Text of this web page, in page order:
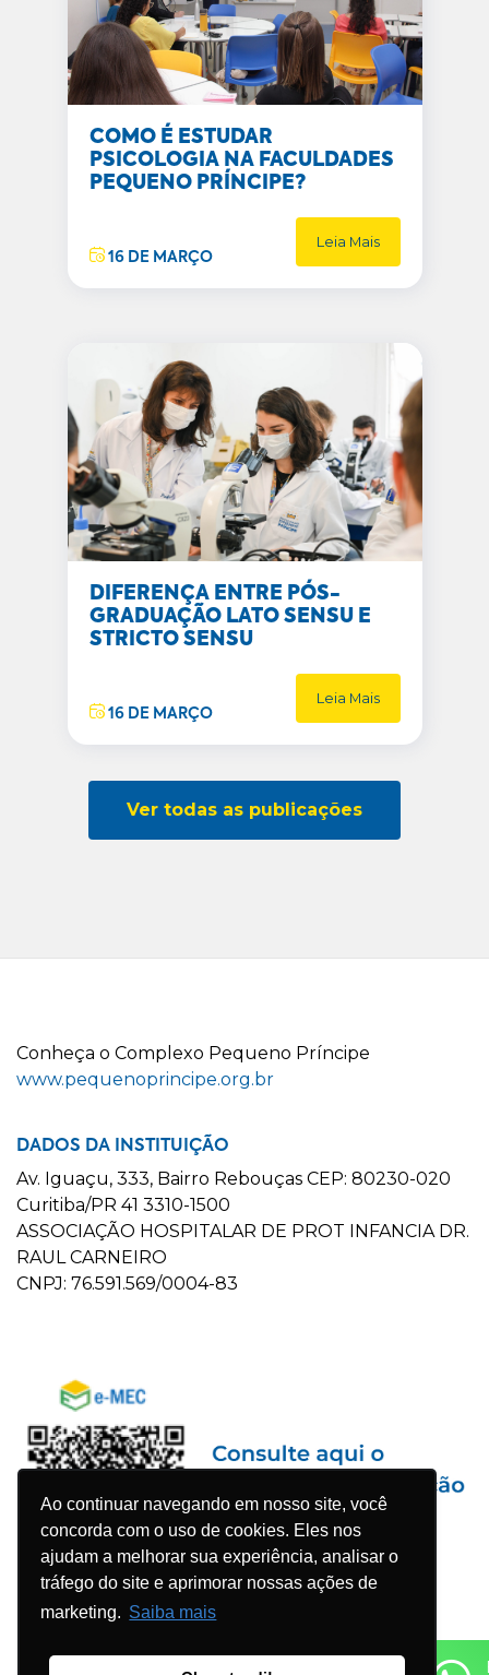
Ao continuar navegando em nosso site, você
concorda com o uso de cookies. Eles nos
ajudam a melhorar sua experiência, analisar o
tráfego do site e aprimorar nossas ações de
marketing. Saiba mais
COMO É ESTUDAR
PSICOLOGIA NA FACULDADES
PEQUENO PRÍNCIPE?
16 DE MARÇO
Leia Mais
DIFERENÇA ENTRE PÓS-
GRADUAÇÃO LATO SENSU E
STRICTO SENSU
16 DE MARÇO
Leia Mais
Ver todas as publicações
Conheça o Complexo Pequeno Príncipe
www.pequenoprincipe.org.br
DADOS DA INSTITUIÇÃO
Av. Iguaçu, 333, Bairro Rebouças CEP: 80230-020
Curitiba/PR 41 3310-1500
ASSOCIAÇÃO HOSPITALAR DE PROT INFANCIA DR.
RAUL CARNEIRO
CNPJ: 76.591.569/0004-83